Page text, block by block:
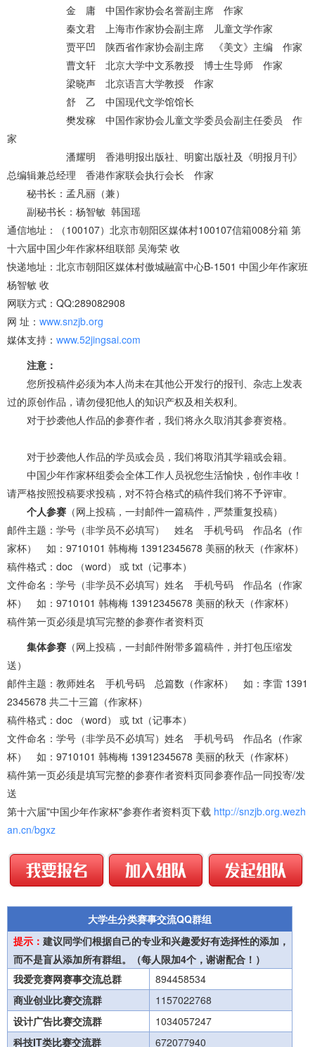
金 庸 中国作家协会名誉副主席 作家
秦文君 上海市作家协会副主席 儿童文学作家
贾平凹 陕西省作家协会副主席 《美文》主编 作家
曹文轩 北京大学中文系教授 博士生导师 作家
梁晓声 北京语言大学教授 作家
舒 乙 中国现代文学馆馆长
樊发稼 中国作家协会儿童文学委员会副主任委员 作
家
潘耀明 香港明报出版社、明窗出版社及《明报月刊》
总编辑兼总经理 香港作家联会执行会长 作家
秘书长：孟凡丽（兼）
副秘书长：杨智敏 韩国瑶
通信地址：（100107）北京市朝阳区媒体村100107信箱008分箱 第
十六届中国少年作家杯组联部 吴海荣 收
快递地址：北京市朝阳区媒体村傲城融富中心B-1501 中国少年作家班
杨智敏 收
网联方式：QQ:289082908
网 址： www.snzjb.org
媒体支持： www.52jingsai.com
注意：
您所投稿件必须为本人尚未在其他公开发行的报刊、杂志上发表
过的原创作品，请勿侵犯他人的知识产权及相关权利。
对于抄袭他人作品的参赛作者，我们将永久取消其参赛资格。
对于抄袭他人作品的学员或会员，我们将取消其学籍或会籍。
中国少年作家杯组委会全体工作人员祝您生活愉快，创作丰收！
请严格按照投稿要求投稿，对不符合格式的稿件我们将不予评审。
个人参赛 （网上投稿，一封邮件一篇稿件，严禁重复投稿）
邮件主题：学号（非学员不必填写） 姓名 手机号码 作品名（作
家杯） 如：9710101 韩梅梅 13912345678 美丽的秋天（作家杯）
稿件格式：doc （word） 或 txt（记事本）
文件命名：学号（非学员不必填写）姓名 手机号码 作品名（作家
杯） 如：9710101 韩梅梅 13912345678 美丽的秋天（作家杯）
稿件第一页必须是填写完整的参赛作者资料页
集体参赛 （网上投稿，一封邮件附带多篇稿件，并打包压缩发
送）
邮件主题：教师姓名 手机号码 总篇数（作家杯） 如：李雷 1391
2345678 共二十三篇（作家杯）
稿件格式：doc （word） 或 txt（记事本）
文件命名：学号（非学员不必填写）姓名 手机号码 作品名（作家
杯） 如：9710101 韩梅梅 13912345678 美丽的秋天（作家杯）
稿件第一页必须是填写完整的参赛作者资料页同参赛作品一同投寄/发
送
第十六届"中国少年作家杯"参赛作者资料页下载 http://snzjb.org.wezh
an.cn/bgxz
大学生分类赛事交流QQ群组
提示： 建议同学们根据自己的专业和兴趣爱好有选择性的添加，
而不是盲从添加所有群组。（每人限加4个，谢谢配合！）
我爱竞赛网赛事交流总群
894458534
商业创业比赛交流群
1157022768
设计广告比赛交流群
1034057247
科技IT类比赛交流群
672077940